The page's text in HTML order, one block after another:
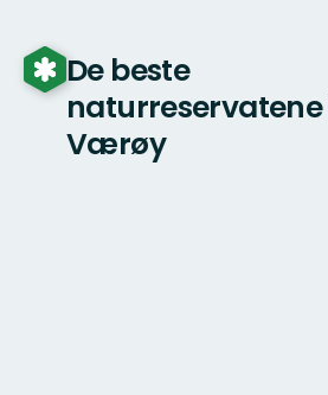
De beste
naturreservatene
Værøy